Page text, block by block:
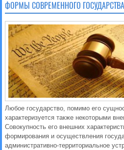
ФОРМЫ СОВРЕМЕННОГО ГОСУДАРСТВА
Любое государство, помимо его
характеризуется также некоторыми
Совокупность его внешних
формирования и осуществления
административно-территориальное